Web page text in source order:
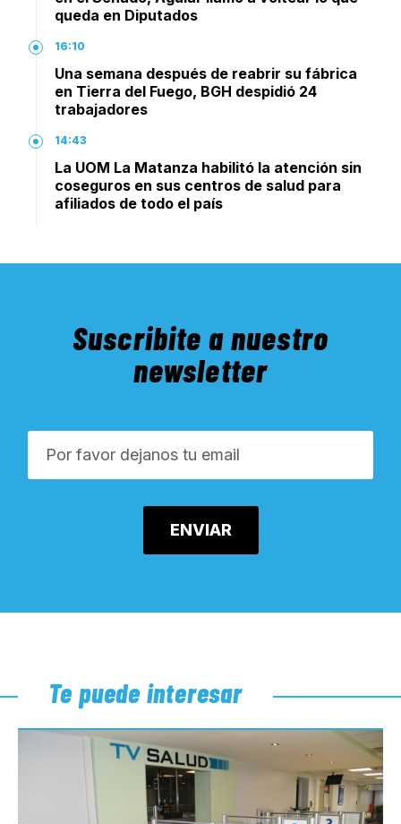
queda en Diputados
16:10
Una semana después de reabrir su fábrica
en Tierra del Fuego, BGH despidió 24
trabajadores
14:43
La UOM La Matanza habilitó la atención sin
coseguros en sus centros de salud para
afiliados de todo el país
Suscribite a nuestro
newsletter
Te puede interesar